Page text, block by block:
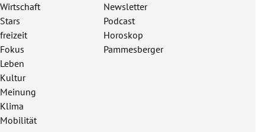
Wirtschaft
Stars
freizeit
Fokus
Leben
Kultur
Meinung
Klima
Mobilität
Newsletter
Podcast
Horoskop
Pammesberger